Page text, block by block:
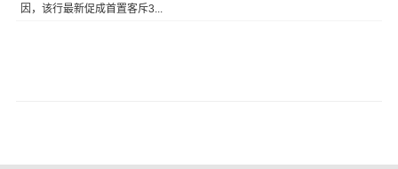
因，该行最新促成首置客斥3...